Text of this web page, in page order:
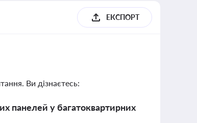
ЕКСПОРТ
Ви дізнаєтесь:
панелей у багатоквартирних